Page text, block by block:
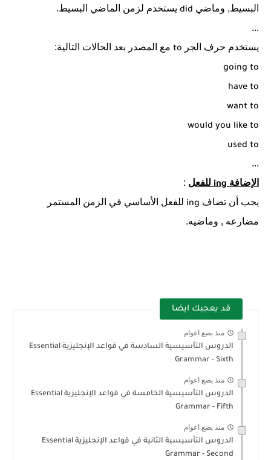
البسيط, وماضي did يستخدم لزمن الماضي البسيط.
...
يستخدم حرف الجر to مع المصدر بعد الحالات التالية:
going to
have to
want to
would you like to
used to
...
الإضافة ing للفعل :
يجب أن تضاف ing للفعل الأساسي في الزمن المستمر
مضارعه , وماضيه.
قد يعجبك ايضا
منذ بضع اعوام
الدروس التأسيسية السادسة في قواعد الإنجليزية Essential
Grammar - Sixth
منذ بضع اعوام
الدروس التأسيسية الخامسة في قواعد الإنجليزية Essential
Grammar - Fifth
منذ بضع اعوام
الدروس التأسيسية الثانية في قواعد الإنجليزية Essential
Grammar - Second